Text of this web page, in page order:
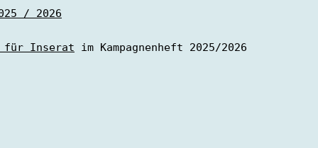
/ 2026
für Inserat im Kampagnenheft 2025/2026